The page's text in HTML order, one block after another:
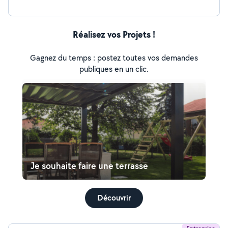
Réalisez vos Projets !
Gagnez du temps : postez toutes vos demandes
publiques en un clic.
Je souhaite faire une terrasse
Découvrir